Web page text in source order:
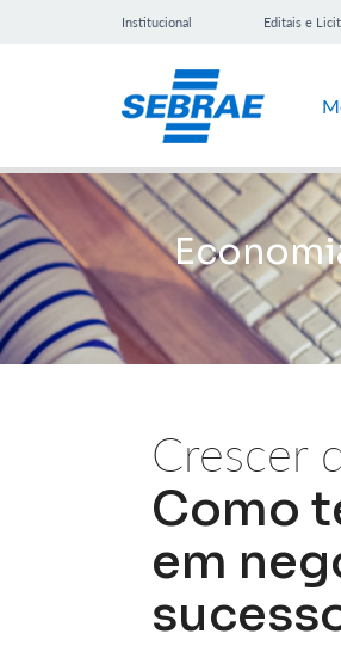
Institucional Editais e
Crescer
Como
em